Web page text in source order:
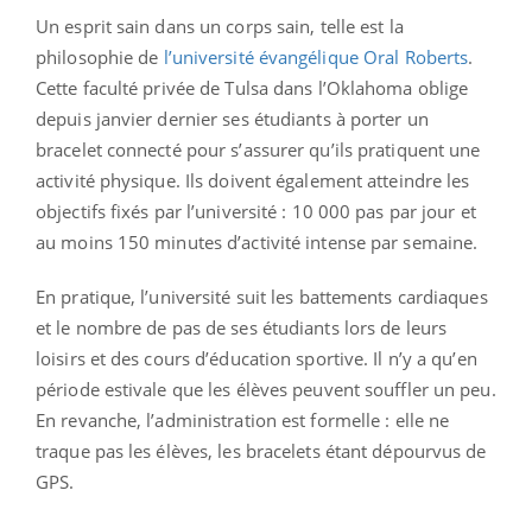
Un esprit sain dans un corps sain, telle est la
philosophie de l’université évangélique Oral Roberts.
Cette faculté privée de Tulsa dans l’Oklahoma oblige
depuis janvier dernier ses étudiants à porter un
bracelet connecté pour s’assurer qu’ils pratiquent une
activité physique. Ils doivent également atteindre les
objectifs fixés par l’université : 10 000 pas par jour et
au moins 150 minutes d’activité intense par semaine.
En pratique, l’université suit les battements cardiaques
et le nombre de pas de ses étudiants lors de leurs
loisirs et des cours d’éducation sportive. Il n’y a qu’en
période estivale que les élèves peuvent souffler un peu.
En revanche, l’administration est formelle : elle ne
traque pas les élèves, les bracelets étant dépourvus de
GPS.